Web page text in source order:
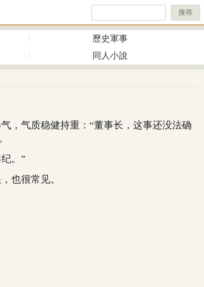
搜尋
歷史軍事
同人小說
气质稳健持重：“董事长，这事还没法确
。”
也很常见。